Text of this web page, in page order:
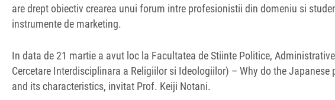
are drept obiectiv crearea unui forum intre profesionistii din domeniu si
instrumente de marketing.
In data de 21 martie a avut loc la Facultatea de Stiinte Politice,
Cercetare Interdisciplinara a Religiilor si Ideologiilor) – Why do the
and its characteristics, invitat Prof. Keiji Notani.